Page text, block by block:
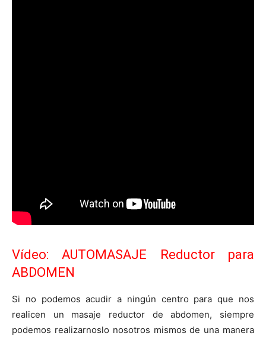
Vídeo: AUTOMASAJE Reductor para
ABDOMEN
Si no podemos acudir a ningún centro para que nos
realicen un masaje reductor de abdomen, siempre
podemos realizarnoslo nosotros mismos de una manera